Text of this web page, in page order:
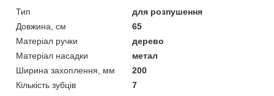
Тип
для розпушення
Довжина, см
65
Матеріал ручки
дерево
Матеріал насадки
метал
Ширина захоплення, мм
200
Кількість зубців
7